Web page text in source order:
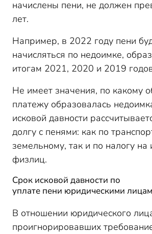
начислены пени, не должен
лет.
Например, в 2022 году пени
начисляться по недоимке,
итогам 2021, 2020 и 2019
Не имеет значения, по какому
платежу образовалась
исковой давности
долгу с пенями: как по
земельному, так и по налогу на
физлиц.
Срок исковой давности по
уплате пени юридическими
В отношении юридического
проигнорировавших